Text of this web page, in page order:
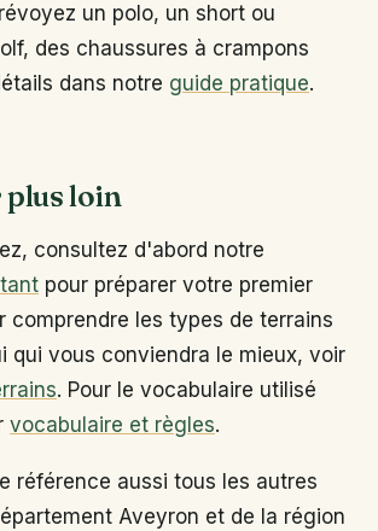
un polo, un short ou
des chaussures à crampons
dans notre guide pratique.
loin
consultez d'abord notre
pour préparer votre premier
comprendre les types de terrains
qui vous conviendra le mieux, voir
. Pour le vocabulaire utilisé
vocabulaire et règles.
référence aussi tous les autres
Aveyron et de la région